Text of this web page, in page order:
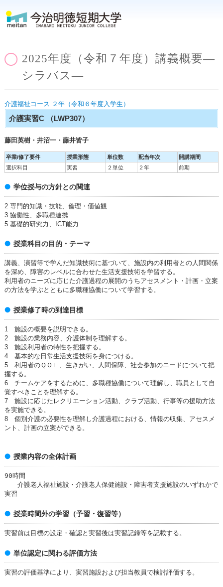
2025年度（令和７年度）講義概要―
シラバス―
介護福祉コース ２年（令和６年度入学生）
介護実習C （LWP307）
藤田英樹・井沼一・藤井皆子
卒業/修了要件 授業形態 単位数 配当年次
開講期間
選択科目
実習 ２単位 ２年 前期
学位授与の方針との関連
2 専門的知識・技能、倫理・価値観
3 協働性、多職種連携
5 基礎的研究力、ICT能力
授業科目の目的・テーマ
講義、演習等で学んだ知識技術に基づいて、施設内の利用者との人間関係
を深め、障害のレベルに合わせた生活支援技術を学習する。
利用者のニーズに応じた介護過程の展開のうちアセスメント・計画・立案
の方法を学ぶとともに多職種協働について学習する。
授業修了時の到達目標
1 施設の概要を説明できる。
2 施設の業務内容、介護体制を理解する。
3 施設利用者の特性を把握する。
4 基本的な日常生活支援技術を身につける。
5 利用者のＱＯＬ、生きがい、人間保障、社会参加のニードについて把
握する。
6 チームケアをするために、多職種協働について理解し、職員として自
覚すべきことを理解する。
7 施設に応じたレクリエーション活動、クラブ活動、行事等の援助方法
を実施できる。
8 個別介護の必要性を理解し介護過程における、情報の収集、アセスメ
ント、計画の立案ができる。
授業内容の全体計画
90時間
介護老人福祉施設・介護老人保健施設・障害者支援施設のいずれかで
実習
授業時間外の学習（予習・復習等）
実習前は目標の設定・確認と実習後は実習記録等を記載する。
単位認定に関わる評価方法
実習の評価基準により、実習施設および担当教員で検討評価する。